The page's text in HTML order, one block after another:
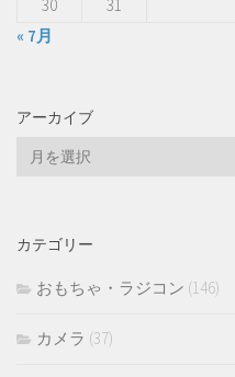
30
31
« 7月
アーカイブ
ブ
カテゴリー
おもちゃ・ラジコン (146)
カメラ (37)